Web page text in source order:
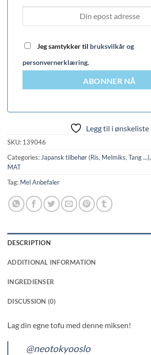
Jeg samtykker til bruksvilkår og
personvernerklæring.
ABONNER NÅ
Legg til i ønskeliste
SKU: 139046
Categories: Japansk tilbehør (Ris, Melmiks, Tang ...),
MAT
Tag: Mel Anbefaler
DESCRIPTION
ADDITIONAL INFORMATION
INGREDIENSER
DISCUSSION (0)
Lag din egne tofu med denne miksen!
@neotokyooslo